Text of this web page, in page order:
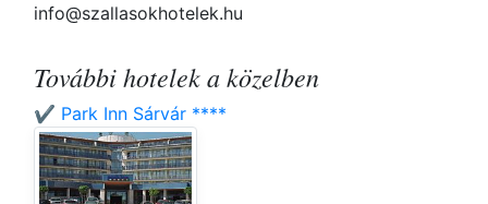
info@szallasokhotelek.hu
További hotelek a közelben
✔️ Park Inn Sárvár ****